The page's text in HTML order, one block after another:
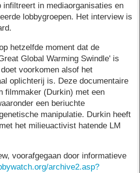
infiltreert in mediaorganisaties en
lobbygroepen. Het interview is
hetzelfde moment dat de
Global Warming Swindle' is
voorkomen alsof het
oplichterij is. Deze documentaire
filmmaker (Durkin) met een
een beriuchte
manipulatie. Durkin heeft
het milieuactivist hatende LM
voorafgegaan door informatieve
archive2.asp?